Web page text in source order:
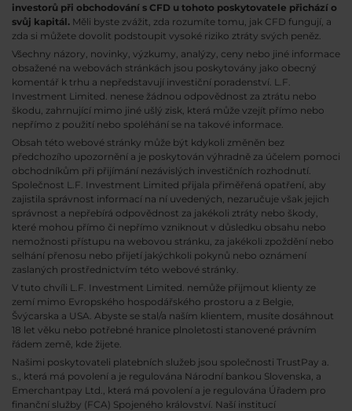
investorů při obchodování s CFD u tohoto poskytovatele přichází o
svůj kapitál. Měli byste zvážit, zda rozumíte tomu, jak CFD fungují, a
zda si můžete dovolit podstoupit vysoké riziko ztráty svých peněz.
Všechny názory, novinky, výzkumy, analýzy, ceny nebo jiné informace
obsažené na webovách stránkách jsou poskytovány jako obecný
komentář k trhu a nepředstavují investiční poradenství. L.F.
Investment Limited. nenese žádnou odpovědnost za ztrátu nebo
škodu, zahrnující mimo jiné ušlý zisk, která může vzejít přímo nebo
nepřímo z použití nebo spoléhání se na takové informace.
Obsah této webové stránky může být kdykoli změněn bez
předchozího upozornění a je poskytován výhradně za účelem pomoci
obchodníkům při přijímání nezávislých investičních rozhodnutí.
Společnost L.F. Investment Limited přijala přiměřená opatření, aby
zajistila správnost informací na ní uvedených, nezaručuje však jejich
správnost a nepřebírá odpovědnost za jakékoli ztráty nebo škody,
které mohou přímo či nepřímo vzniknout v důsledku obsahu nebo
nemožnosti přístupu na webovou stránku, za jakékoli zpoždění nebo
selhání přenosu nebo přijetí jakýchkoli pokynů nebo oznámení
zaslaných prostřednictvím této webové stránky.
V tuto chvíli L.F. Investment Limited. nemůže přijmout klienty ze
zemí mimo Evropského hospodářského prostoru a z Belgie,
Švýcarska a USA. Abyste se stal/a naším klientem, musíte dosáhnout
18 let věku nebo potřebné hranice plnoletosti stanovené právním
řádem země, kde žijete.
Našimi poskytovateli platebních služeb jsou společnosti TrustPay a.
s., která má povolení a je regulována Národní bankou Slovenska, a
Emerchantpay Ltd., která má povolení a je regulována Úřadem pro
finanční služby (FCA) Spojeného království. Naší institucí